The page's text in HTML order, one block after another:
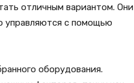
отличным вариантом. Они
управляются с помощью
оборудования.